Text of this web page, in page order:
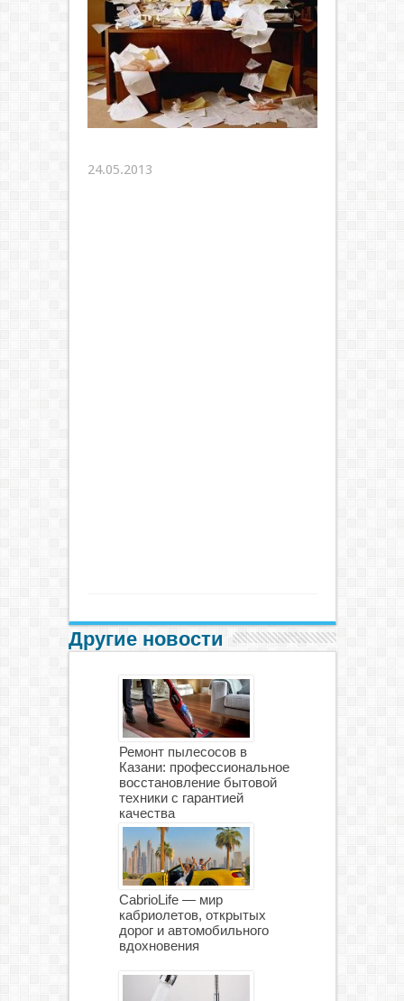
24.05.2013
Другие новости
Ремонт пылесосов в
Казани: профессиональное
восстановление бытовой
техники с гарантией
качества
CabrioLife — мир
кабриолетов, открытых
дорог и автомобильного
вдохновения